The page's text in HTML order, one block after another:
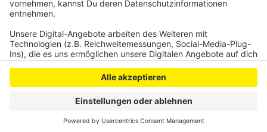
Anzeige
Anzeige